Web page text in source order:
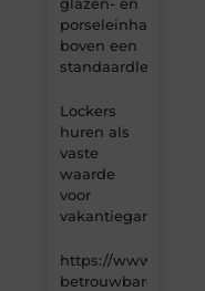
porseleinhandelaar
boven een
Lockers
huren als
vaste
waarde
voor
vakantiegangers
https://
betrouwbare-